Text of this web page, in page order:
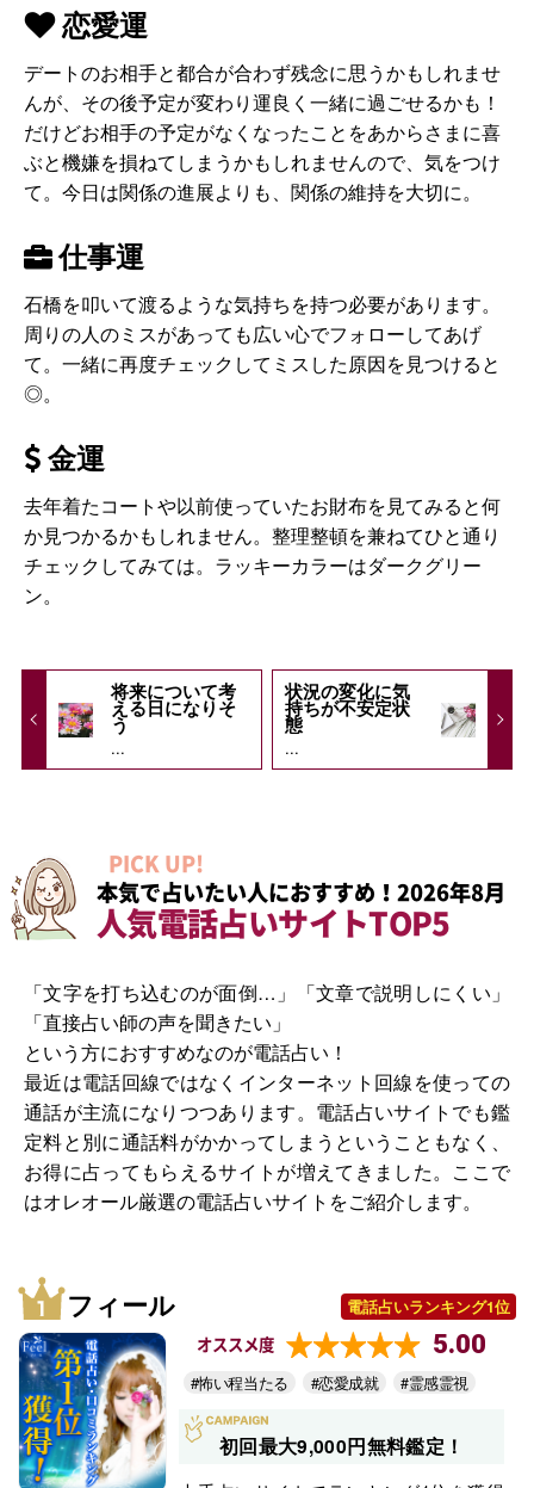
恋愛運
デートのお相手と都合が合わず残念に思うかもしれませ
んが、その後予定が変わり運良く一緒に過ごせるかも！
だけどお相手の予定がなくなったことをあからさまに喜
ぶと機嫌を損ねてしまうかもしれませんので、気をつけ
て。今日は関係の進展よりも、関係の維持を大切に。
仕事運
石橋を叩いて渡るような気持ちを持つ必要があります。
周りの人のミスがあっても広い心でフォローしてあげ
て。一緒に再度チェックしてミスした原因を見つけると
◎。
金運
去年着たコートや以前使っていたお財布を見てみると何
か見つかるかもしれません。整理整頓を兼ねてひと通り
チェックしてみては。ラッキーカラーはダークグリー
ン。
将来について考
える日になりそ
う
...
状況の変化に気
持ちが不安定状
態
...
PICK UP!
本気で占いたい人におすすめ！2026年8月
人気電話占いサイトTOP5
「文字を打ち込むのが面倒…」「文章で説明しにくい」
「直接占い師の声を聞きたい」
という方におすすめなのが電話占い！
最近は電話回線ではなくインターネット回線を使っての
通話が主流になりつつあります。電話占いサイトでも鑑
定料と別に通話料がかかってしまうということもなく、
お得に占ってもらえるサイトが増えてきました。ここで
はオレオール厳選の電話占いサイトをご紹介します。
フィール 電話占いランキング1位
オススメ度 5.00
#怖い程当たる #恋愛成就 #霊感霊視
初回最大9,000円無料鑑定！